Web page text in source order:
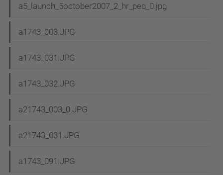
a5_launch_5october2007_2_hr_peq_0.jpg
a1743_003.JPG
a1743_031.JPG
a1743_032.JPG
a21743_003_0.JPG
a21743_031.JPG
a1743_091.JPG